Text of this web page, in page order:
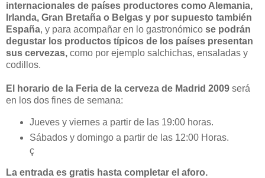
internacionales de países productores como Alemania,
Irlanda, Gran Bretaña o Belgas y por supuesto también
España, y para acompañar en lo gastronómico se podrán
degustar los productos típicos de los países presentan
sus cervezas, como por ejemplo salchichas, ensaladas y
codillos.
El horario de la Feria de la cerveza de Madrid 2009 será
en los dos fines de semana:
Jueves y viernes a partir de las 19:00 horas.
Sábados y domingo a partir de las 12:00 Horas.
ç
La entrada es gratis hasta completar el aforo.